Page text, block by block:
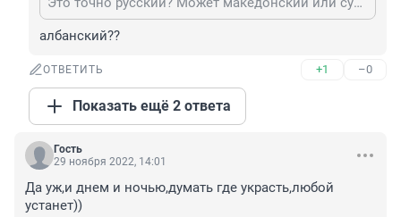
албанский??
ОТВЕТИТЬ +1 –0
Показать ещё 2 ответа
Гость
29 ноября 2022, 14:01
Да уж,и днем и ночью,думать где украсть,любой
устанет))